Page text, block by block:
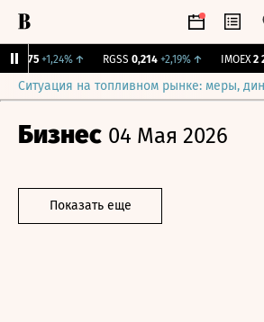
36,75 +1,24%↑ RGSS 0,214 +2,19%↑ IMOEX 2
Ситуация на топливном рынке: меры,
Бизнес 04 Мая 2026
Показать еще